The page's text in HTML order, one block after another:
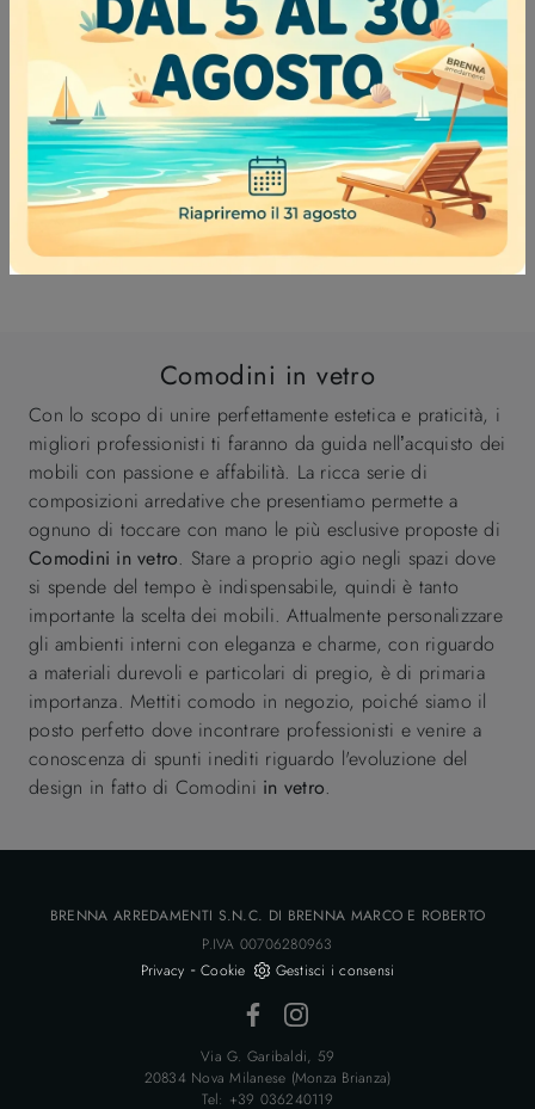
RIFLESSI ROSSO RUBINO COMÒ
Comodini in vetro
Con lo scopo di unire perfettamente estetica e praticità, i
migliori professionisti ti faranno da guida nell’acquisto dei
mobili con passione e affabilità. La ricca serie di
composizioni arredative che presentiamo permette a
ognuno di toccare con mano le più esclusive proposte di
Comodini in vetro. Stare a proprio agio negli spazi dove
si spende del tempo è indispensabile, quindi è tanto
importante la scelta dei mobili. Attualmente personalizzare
gli ambienti interni con eleganza e charme, con riguardo
a materiali durevoli e particolari di pregio, è di primaria
importanza. Mettiti comodo in negozio, poiché siamo il
posto perfetto dove incontrare professionisti e venire a
conoscenza di spunti inediti riguardo l'evoluzione del
design in fatto di Comodini in vetro.
BRENNA ARREDAMENTI S.N.C. DI BRENNA MARCO E ROBERTO
P.IVA 00706280963
Privacy -Cookie Gestisci i consensi
Via G. Garibaldi, 59
20834 Nova Milanese (Monza Brianza)
Tel: +39 036240119